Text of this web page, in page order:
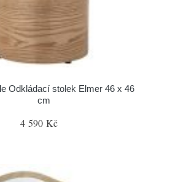
Odkládací stolek Elmer 46 x 46
cm
4 590 Kč